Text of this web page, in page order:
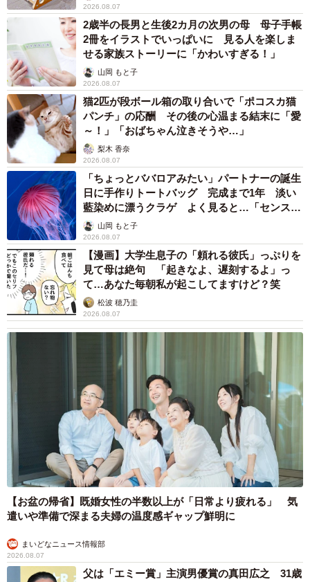
2026.08.07
2歳半の長男と生後2カ月の次男の母 母子手帳
2冊をイラストでいっぱいに 見る人を楽しま
せる家族ストーリーに「かわいすぎる！」
山岡 もと子
2026.08.07
猫2匹が段ボール箱の取り合いで「ポコスカ猫
パンチ」の応酬 その後の心温まる結末に「愛
～！」「おばちゃん泣きそうや…」
梨木 香奈
2026.08.07
「ちょっとババロアみたい」パートナーの誕生
日に手作りトートバッグ 完成まで1年 淡い
藍染めに漂うクラゲ よく見ると…「センスす
ごい」山岡 もと子
2026.08.07
【漫画】大学生息子の「頼れる彼氏」っぷりを
見て母は絶句 「起きなよ、遅刻するよ」っ
て…あなた毎朝私が起こしてますけど？笑
松波 穂乃圭
2026.08.07
【お盆の帰省】既婚女性の半数以上が「日常より疲れる」 気
遣いや準備で深まる夫婦の温度感ギャップ鮮明に
まいどなニュース情報部
2026.08.07
父は「エミー賞」主演男優賞の真田広之 31歳